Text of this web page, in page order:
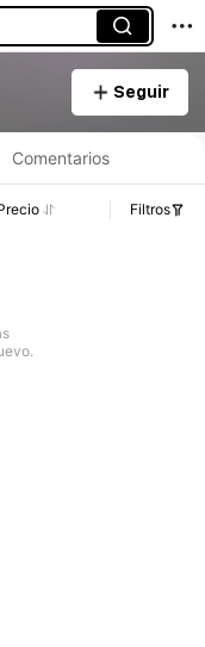
Seguir
Comentarios
Filtros